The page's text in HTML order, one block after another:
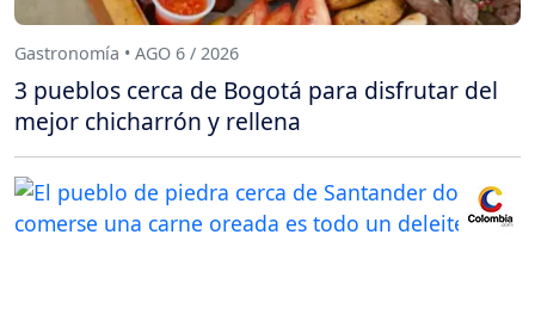
Gastronomía • AGO 6 / 2026
3 pueblos cerca de Bogotá para disfrutar del
mejor chicharrón y rellena